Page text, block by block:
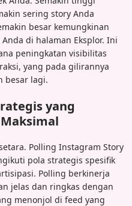
sering story Anda
besar kemungkinan
di halaman Eksplor. Ini
peningkatan visibilitas
yang pada gilirannya
besar lagi.
yang
Polling Instagram Story
pola strategis spesifik
Polling berkinerja
jelas dan ringkas dengan
menonjol di feed yang